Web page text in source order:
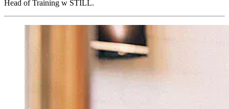
Head of Training w STILL.